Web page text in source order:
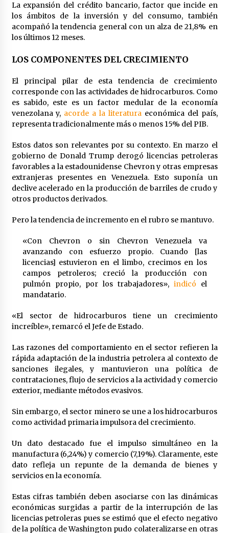
La expansión del crédito bancario, factor que incide en
los ámbitos de la inversión y del consumo, también
acompañó la tendencia general con un alza de 21,8% en
los últimos 12 meses.
LOS COMPONENTES DEL CRECIMIENTO
El principal pilar de esta tendencia de crecimiento
corresponde con las actividades de hidrocarburos. Como
es sabido, este es un factor medular de la economía
venezolana y, acorde a la literaturaeconómica del país,
representa tradicionalmente más o menos 15% del PIB.
Estos datos son relevantes por su contexto. En marzo el
gobierno de Donald Trump derogó licencias petroleras
favorables a la estadounidense Chevron y otras empresas
extranjeras presentes en Venezuela. Esto suponía un
declive acelerado en la producción de barriles de crudo y
otros productos derivados.
Pero la tendencia de incremento en el rubro se mantuvo.
«Con Chevron o sin Chevron Venezuela va
avanzando con esfuerzo propio. Cuando [las
licencias] estuvieron en el limbo, crecimos en los
campos petroleros; creció la producción con
pulmón propio, por los trabajadores», indicó el
mandatario.
«El sector de hidrocarburos tiene un crecimiento
increíble», remarcó el Jefe de Estado.
Las razones del comportamiento en el sector refieren la
rápida adaptación de la industria petrolera al contexto de
sanciones ilegales, y mantuvieron una política de
contrataciones, flujo de servicios a la actividad y comercio
exterior, mediante métodos evasivos.
Sin embargo, el sector minero se une a los hidrocarburos
como actividad primaria impulsora del crecimiento.
Un dato destacado fue el impulso simultáneo en la
manufactura (6,24%) y comercio (7,19%). Claramente, este
dato refleja un repunte de la demanda de bienes y
servicios en la economía.
Estas cifras también deben asociarse con las dinámicas
económicas surgidas a partir de la interrupción de las
licencias petroleras pues se estimó que el efecto negativo
de la política de Washington pudo colateralizarse en otras